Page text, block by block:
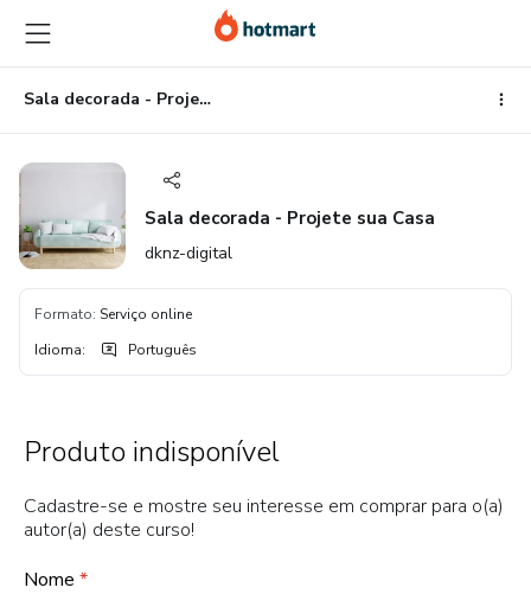
para
o
conteúdo
principal
para
o
pagamento
para
o
rodapé
Sala decorada - Projete sua Casa
Sala decorada - Projete sua Casa
dknz-digital
Formato: Serviço online
Idioma: Português
Produto indisponível
Cadastre-se e mostre seu interesse em comprar para o(a)
autor(a) deste curso!
Nome *